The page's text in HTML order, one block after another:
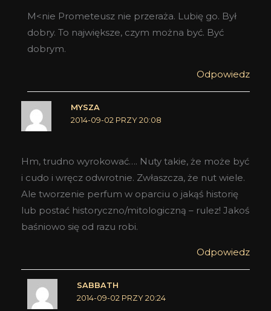
M<nie Prometeusz nie przeraża. Lubię go. Był
dobry. To największe, czym można być. Być
dobrym.
Odpowiedz
MYSZA
2014-09-02 PRZY 20:08
Hm, trudno wyrokować…. Nuty takie, że może być
i cudo i wręcz odwrotnie. Zwłaszcza, że nut wiele.
Ale tworzenie perfum w oparciu o jakąś historię
lub postać historyczno/mitologiczną – rulez! Jakoś
baśniowo się od razu robi.
Odpowiedz
SABBATH
2014-09-02 PRZY 20:24